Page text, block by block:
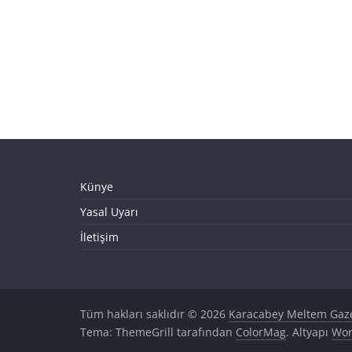
Künye
Yasal Uyarı
İletişim
Tüm hakları saklıdır © 2026 Karacabey Meltem
Tema: ThemeGrill tarafından ColorMag. Altyapı